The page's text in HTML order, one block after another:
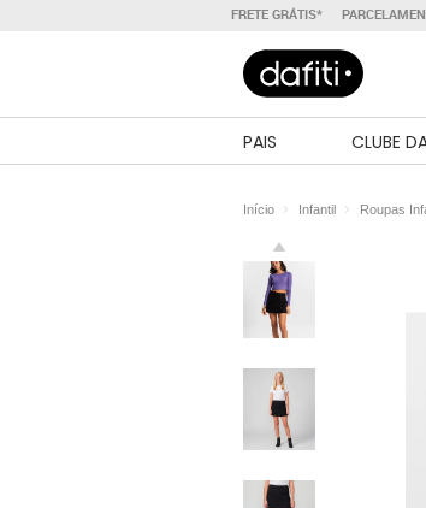
FRETE GRÁTIS*
PAIS CLUBE
Início Infantil Roupas